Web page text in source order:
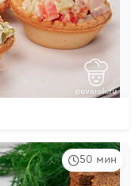
50 мин